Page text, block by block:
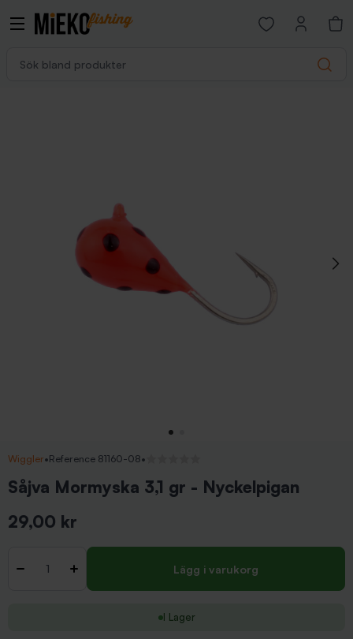
Search
Open favorites
Wiggler•Reference 81160-08•
Såjva Mormyska 3,1 gr - Nyckelpigan
29,00 kr
- + Lägg i varukorg
I Lager